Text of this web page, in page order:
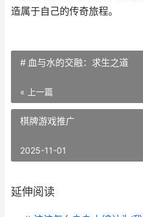
造属于自己的传奇旅程。
# 血与水的交融：求生之道
« 上一篇
棋牌游戏推广
2025-11-01
延伸阅读